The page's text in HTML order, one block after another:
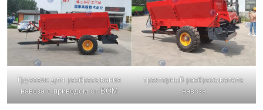
Грузовик для разбрасывания
навоза с приводом от ВОМ
тракторный разбрасыватель
навоза